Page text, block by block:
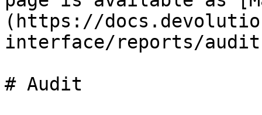
(https://
interface/reports/
# Audit